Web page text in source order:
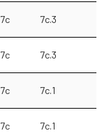
7c 7c.3
7c 7c.3
7c 7c.1
7c 7c.1